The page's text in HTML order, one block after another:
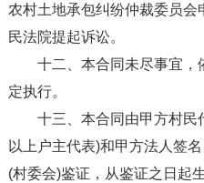
农村土地承包纠纷仲裁委员会
民法院提起诉讼。
十二、本合同未尽事宜，
定执行。
十三、本合同由甲方村民
以上户主代表)和甲方法人签
(村委会)鉴证，从鉴证之日起生